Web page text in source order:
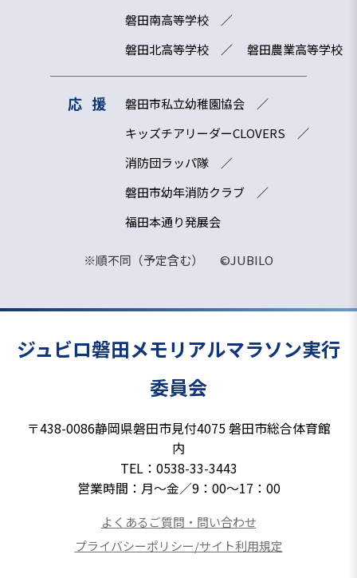
磐田南高等学校
磐田北高等学校
磐田農業高等学校
応援
磐田市私立幼稚園協会
キッズチアリーダーCLOVERS
消防団ラッパ隊
磐田市幼年消防クラブ
福田本通り発展会
※順不同（予定含む） ©JUBILO
ジュビロ磐田メモリアルマラソン実行
委員会
〒438-0086静岡県磐田市見付4075 磐田市総合体育館
内
TEL： 0538-33-3443
営業時間：月～金／9：00～17：00
よくあるご質問・問い合わせ
プライバシーポリシー/サイト利用規定